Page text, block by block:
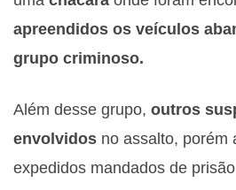
apreendidos os veículos
grupo criminoso.
Além desse grupo, outros
envolvidos no assalto, porém
expedidos mandados de